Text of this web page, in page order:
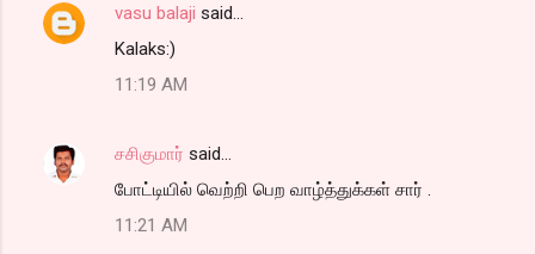
vasu balaji said…
Kalaks:)
11:19 AM
சசிகுமார் said…
போட்டியில் வெற்றி பெற வாழ்த்துக்கள் சார் .
11:21 AM